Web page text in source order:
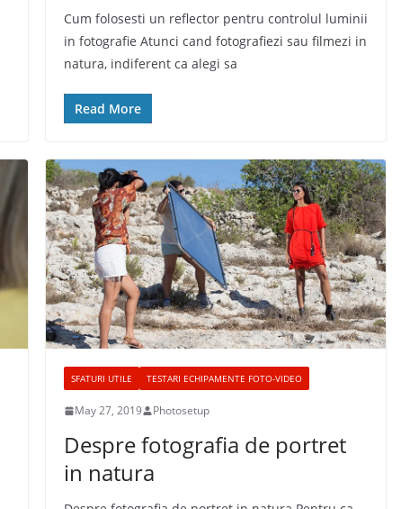
Cum folosesti un reflector pentru controlul luminii
in fotografie Atunci cand fotografiezi sau filmezi in
natura, indiferent ca alegi sa
Read More
SFATURI UTILE TESTARI ECHIPAMENTE FOTO-VIDEO
May 27, 2019 Photosetup
Despre fotografia de portret
in natura